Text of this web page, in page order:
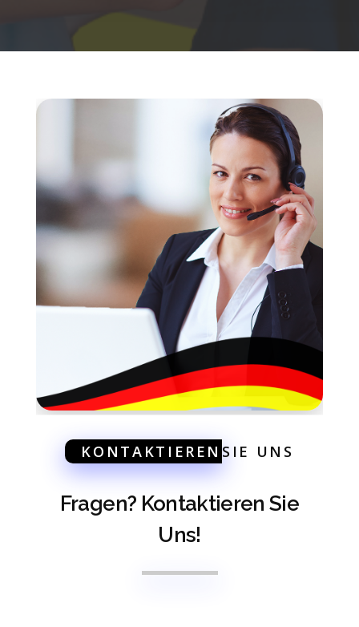
KONTAKTIEREN SIE UNS
Fragen? Kontaktieren Sie
Uns!